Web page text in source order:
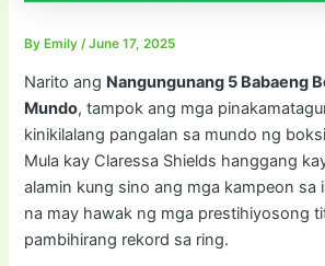
ByEmily /June 17, 2025
Narito ang Nangungunang 5 Babaeng
Mundo, tampok ang mga
kinikilalang pangalan sa mundo ng
Mula kay Claressa Shields hanggang
alamin kung sino ang mga kampeon sa
na may hawak ng mga prestihiyosong
pambihirang rekord sa ring.